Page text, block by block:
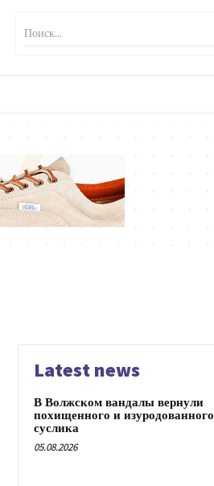
Поиск...
Latest news
В Волжском вандалы вернули
похищенного и изуродованного
суслика
05.08.2026